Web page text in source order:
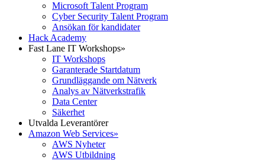
Microsoft Talent Program
Cyber Security Talent Program
Ansökan för kandidater
Hack Academy
Fast Lane IT Workshops»
IT Workshops
Garanterade Startdatum
Grundläggande om Nätverk
Analys av Nätverkstrafik
Data Center
Säkerhet
Utvalda Leverantörer
Amazon Web Services»
AWS Nyheter
AWS Utbildning